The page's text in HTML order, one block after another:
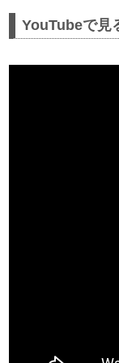
YouTubeで見